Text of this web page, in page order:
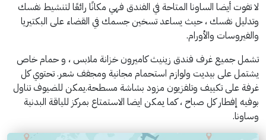
لا تفوت أيضا الساونا المتاحة في الفندق فهي مكانًا رائعًا لتنشيط نفسك
وتدليل نفسك ، حيث يساعد تسخين جسمك في القضاء على البكتيريا
والفيروسات والأورام.
تشمل جميع غرف فندق زينيث كاميرون خزانة ملابس ، و حمام خاص
يشتمل على بيديت ولوازم استحمام مجانية ومجفف شعر. تحتوي كل
غرفة على تكييف وتلفزيون مزود بشاشة مسطحة.يمكن للضيوف تناول
بوفيه إفطار كل صباح ، كما يمكن ايضا الاستمتاع بمركز للياقة البدنية
وساونا.